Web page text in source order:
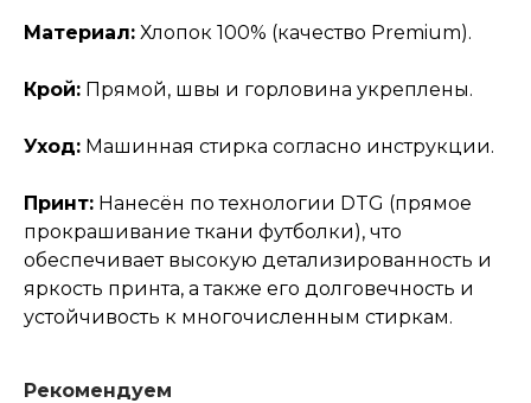
Материал: Хлопок 100% (качество Premium).
Крой: Прямой, швы и горловина укреплены.
Уход: Машинная стирка согласно инструкции.
Принт: Нанесён по технологии DTG (прямое
прокрашивание ткани футболки), что
обеспечивает высокую детализированность и
яркость принта, а также его долговечность и
устойчивость к многочисленным стиркам.
Рекомендуем